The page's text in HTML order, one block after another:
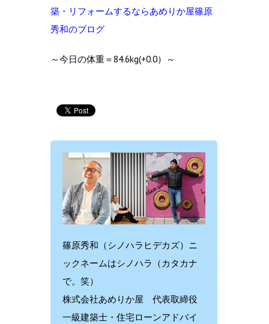
築・リフォームするならあめりか屋篠原
秀和のブログ
～今日の体重＝84.6kg(+0.0）～
篠原秀和（シノハラヒデカズ）ニ
ックネームはシノハラ（カタカナ
で。笑）
株式会社あめりか屋 代表取締役
一級建築士・住宅ローンアドバイ